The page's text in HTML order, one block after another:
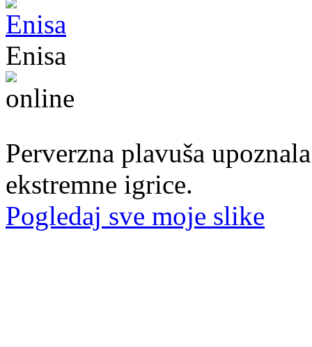
Enisa
Perverzna plavuša
ekstremne igrice.
Pogledaj sve moje slike